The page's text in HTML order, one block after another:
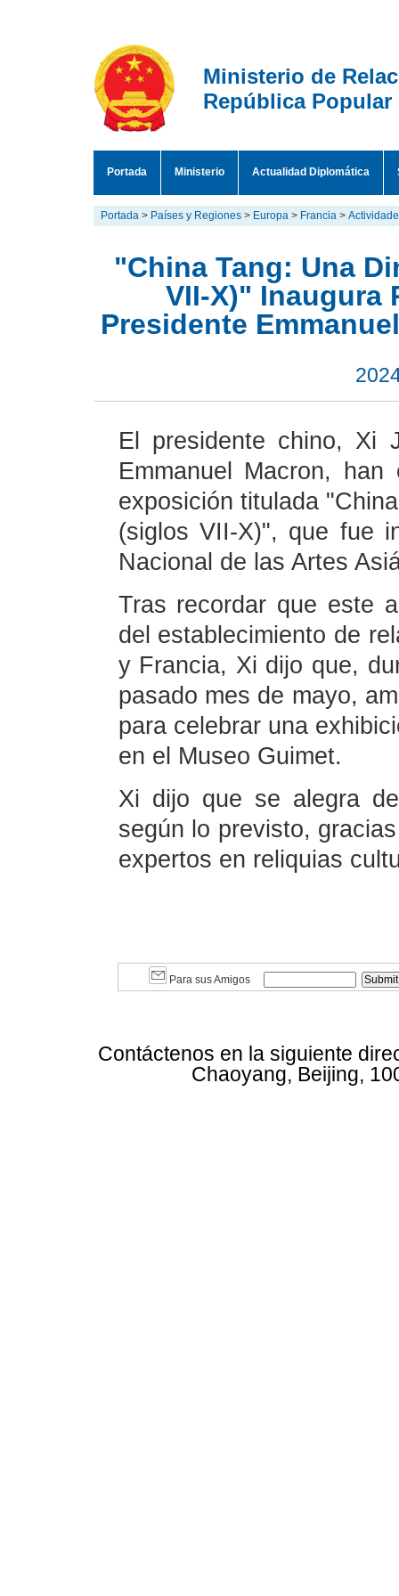
Ministerio de
República Popular
Portada Ministerio Actualidad Diplomática
Portada > Países y Regiones > Europa > Francia >
"China Tang: Una
VII-X)" Inaugura
Presidente
El presidente chino, Xi
Emmanuel Macron,
exposición titulada
(siglos VII-X)", que fue
Nacional de las Artes
Tras recordar que este
del establecimiento de
y Francia, Xi dijo que,
pasado mes de mayo,
para celebrar una
en el Museo Guimet.
Xi dijo que se alegra
según lo previsto,
expertos en reliquias
Para sus Amigos
Contáctenos en la siguiente
Chaoyang, Beijing,